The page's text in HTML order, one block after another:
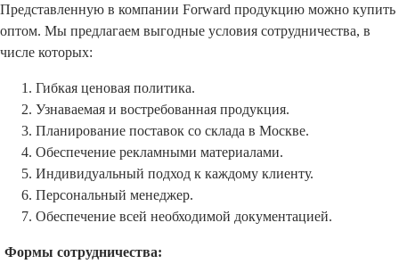
Представленную в компании Forward продукцию можно купить
оптом. Мы предлагаем выгодные условия сотрудничества, в
числе которых:
Гибкая ценовая политика.
Узнаваемая и востребованная продукция.
Планирование поставок со склада в Москве.
Обеспечение рекламными материалами.
Индивидуальный подход к каждому клиенту.
Персональный менеджер.
Обеспечение всей необходимой документацией.
Формы сотрудничества: